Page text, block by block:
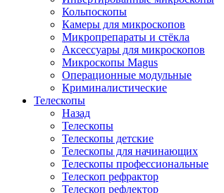
Кольпоскопы
Камеры для микроскопов
Микропрепараты и стёкла
Аксессуары для микроскопов
Микроскопы Magus
Операционные модульные
Криминалистические
Телескопы
Назад
Телескопы
Телескопы детские
Телескопы для начинающих
Телескопы профессиональные
Телескоп рефрактор
Телескоп рефлектор